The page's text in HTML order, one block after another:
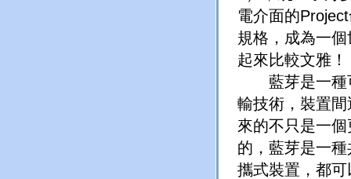
電介面的
規格，成為一
起來比較文雅！
藍芽是一種可
輸技術，裝置
來的不只是一
的，藍芽是一
攜式裝置，都